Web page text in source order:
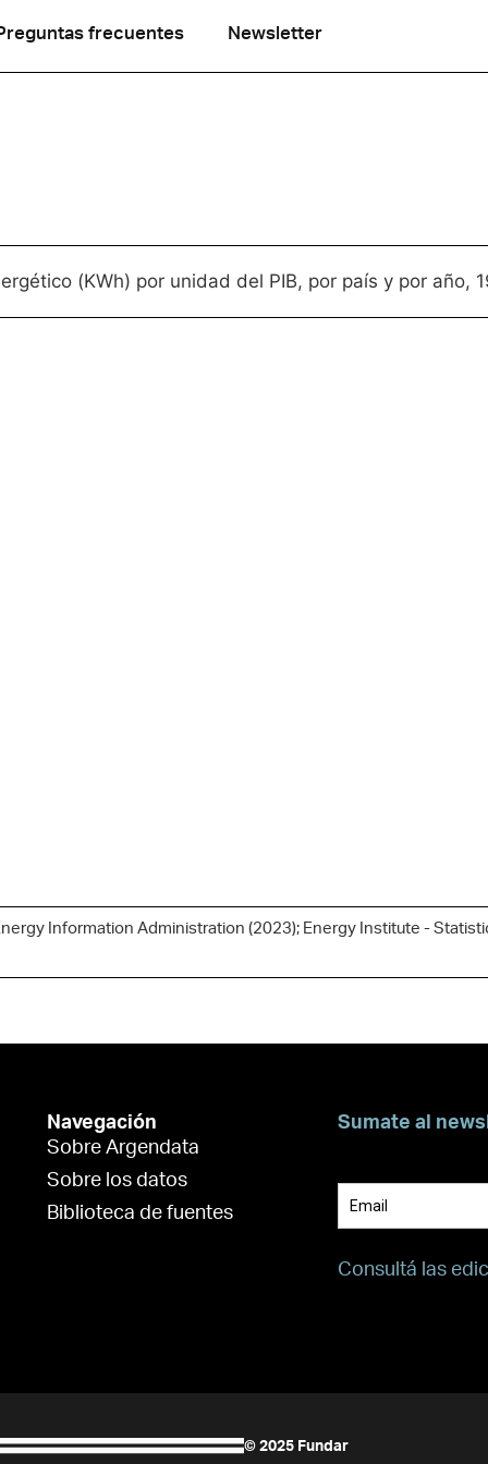
frecuentes Newsletter
(KWh) por unidad del PIB, por país y por año,
Information Administration (2023); Energy Institute -
Navegación
Sobre Argendata
Sobre los datos
Biblioteca de fuentes
Sumate al
Consultá las
© 2025 Fundar